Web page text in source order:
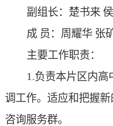
副组长：楚书来
成 员 ：周耀华张
主要工作职责：
1.负责本片区内
调工作。适应和把握
咨询服务群。